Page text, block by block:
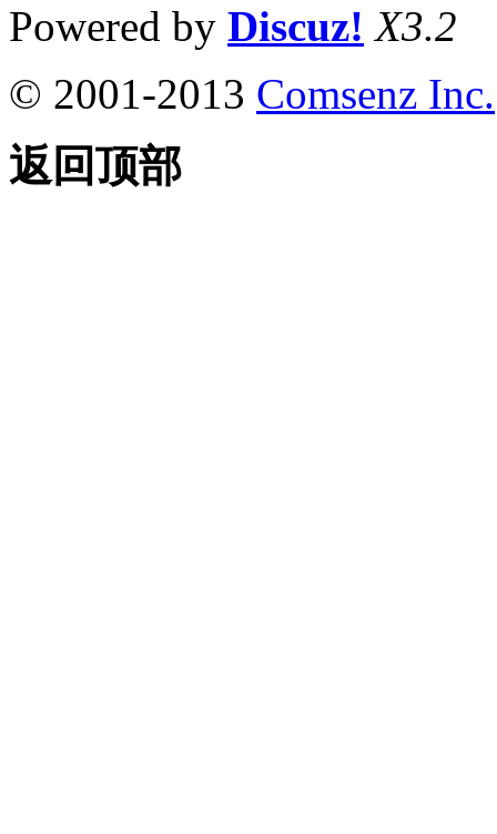
Powered by Discuz! X3.2
© 2001-2013 Comsenz Inc.
返回顶部